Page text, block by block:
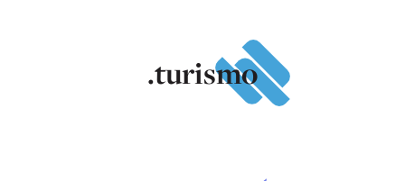
.turismo